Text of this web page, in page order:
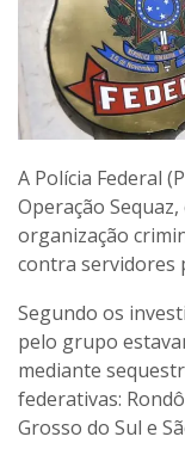
A Polícia Federal
Operação
organização
contra servidores
Segundo os
pelo grupo
mediante
federativas:
Grosso do Sul e